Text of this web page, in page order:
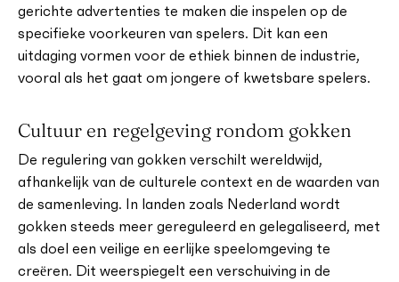
gerichte advertenties te maken die inspelen op de
specifieke voorkeuren van spelers. Dit kan een
uitdaging vormen voor de ethiek binnen de industrie,
vooral als het gaat om jongere of kwetsbare spelers.
Cultuur en regelgeving rondom gokken
De regulering van gokken verschilt wereldwijd,
afhankelijk van de culturele context en de waarden van
de samenleving. In landen zoals Nederland wordt
gokken steeds meer gereguleerd en gelegaliseerd, met
als doel een veilige en eerlijke speelomgeving te
creëren. Dit weerspiegelt een verschuiving in de